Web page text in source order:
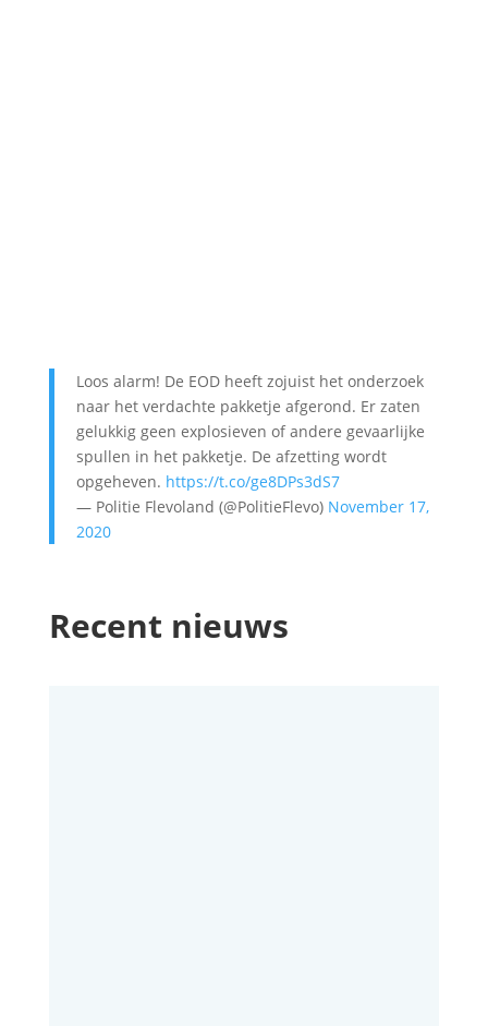
Loos alarm! De EOD heeft zojuist het onderzoek
naar het verdachte pakketje afgerond. Er zaten
gelukkig geen explosieven of andere gevaarlijke
spullen in het pakketje. De afzetting wordt
opgeheven. https://t.co/ge8DPs3dS7
— Politie Flevoland (@PolitieFlevo) November 17,
2020
Recent nieuws